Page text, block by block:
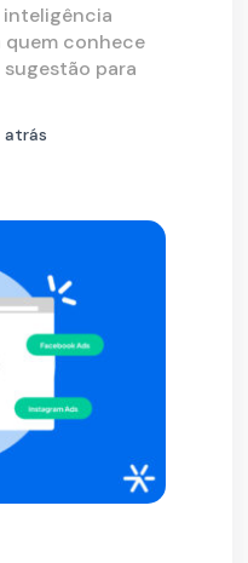
quem conhece
sugestão para
atrás